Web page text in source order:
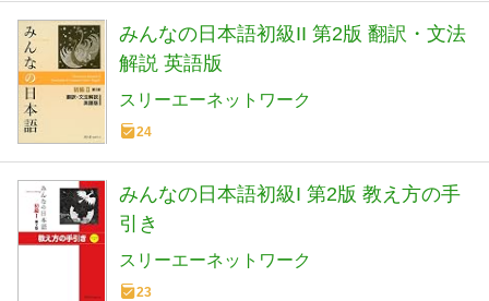
みんなの日本語初級II 第2版 翻訳・文法
解説 英語版
スリーエーネットワーク
24
みんなの日本語初級I 第2版 教え方の手
引き
スリーエーネットワーク
23